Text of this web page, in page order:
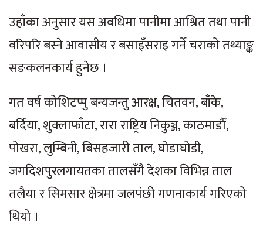
उहाँका अनुसार यस अवधिमा पानीमा आश्रित तथा पानी
वरिपरि बस्ने आवासीय र बसाइँसराइ गर्ने चराको तथ्याङ्क
सङकलनकार्य हुनेछ ।
गत वर्ष कोशिटप्पु बन्यजन्तु आरक्ष, चितवन, बाँके,
बर्दिया, शुक्लाफाँटा, रारा राष्ट्रिय निकुञ्ज, काठमाडौँ,
पोखरा, लुम्बिनी, बिसहजारी ताल, घोडाघोडी,
जगदिशपुरलगायतका तालसँगै देशका विभिन्न ताल
तलैया र सिमसार क्षेत्रमा जलपंछी गणनाकार्य गरिएको
थियो ।